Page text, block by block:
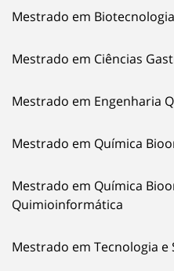
Mestrado em Biotecnologia
Mestrado em Ciências
Mestrado em Engenharia
Mestrado em Química
Mestrado em Química
Quimioinformática
Mestrado em Tecnologia